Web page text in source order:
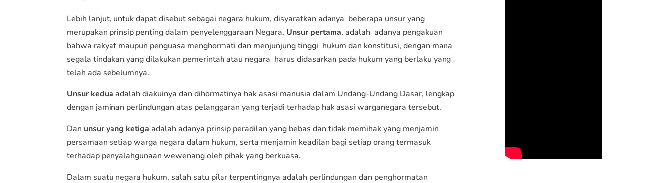
Lebih lanjut, untuk dapat disebut sebagai negara hukum, disyaratkan adanya beberapa unsur yang
merupakan prinsip penting dalam penyelenggaraan Negara. Unsur pertama, adalah adanya pengakuan
bahwa rakyat maupun penguasa menghormati dan menjunjung tinggi hukum dan konstitusi, dengan mana
segala tindakan yang dilakukan pemerintah atau negara harus didasarkan pada hukum yang berlaku yang
telah ada sebelumnya.
Unsur kedua adalah diakuinya dan dihormatinya hak asasi manusia dalam Undang-Undang Dasar, lengkap
dengan jaminan perlindungan atas pelanggaran yang terjadi terhadap hak asasi warganegara tersebut.
Dan unsur yang ketiga adalah adanya prinsip peradilan yang bebas dan tidak memihak yang menjamin
persamaan setiap warga negara dalam hukum, serta menjamin keadilan bagi setiap orang termasuk
terhadap penyalahgunaan wewenang oleh pihak yang berkuasa.
Dalam suatu negara hukum, salah satu pilar terpentingnya adalah perlindungan dan penghormatan